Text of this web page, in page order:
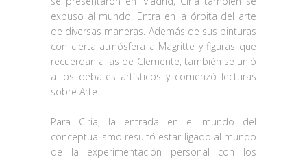
expuso al mundo. Entra en la órbita del arte
de diversas maneras. Además de sus pinturas
con cierta atmósfera a Magritte y figuras que
recuerdan a las de Clemente, también se unió
a los debates artísticos y comenzó lecturas
sobre Arte.
Para Ciria, la entrada en el mundo del
conceptualismo resultó estar ligado al mundo
de la experimentación personal con los